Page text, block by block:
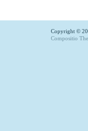
Copyright ©
Compositio